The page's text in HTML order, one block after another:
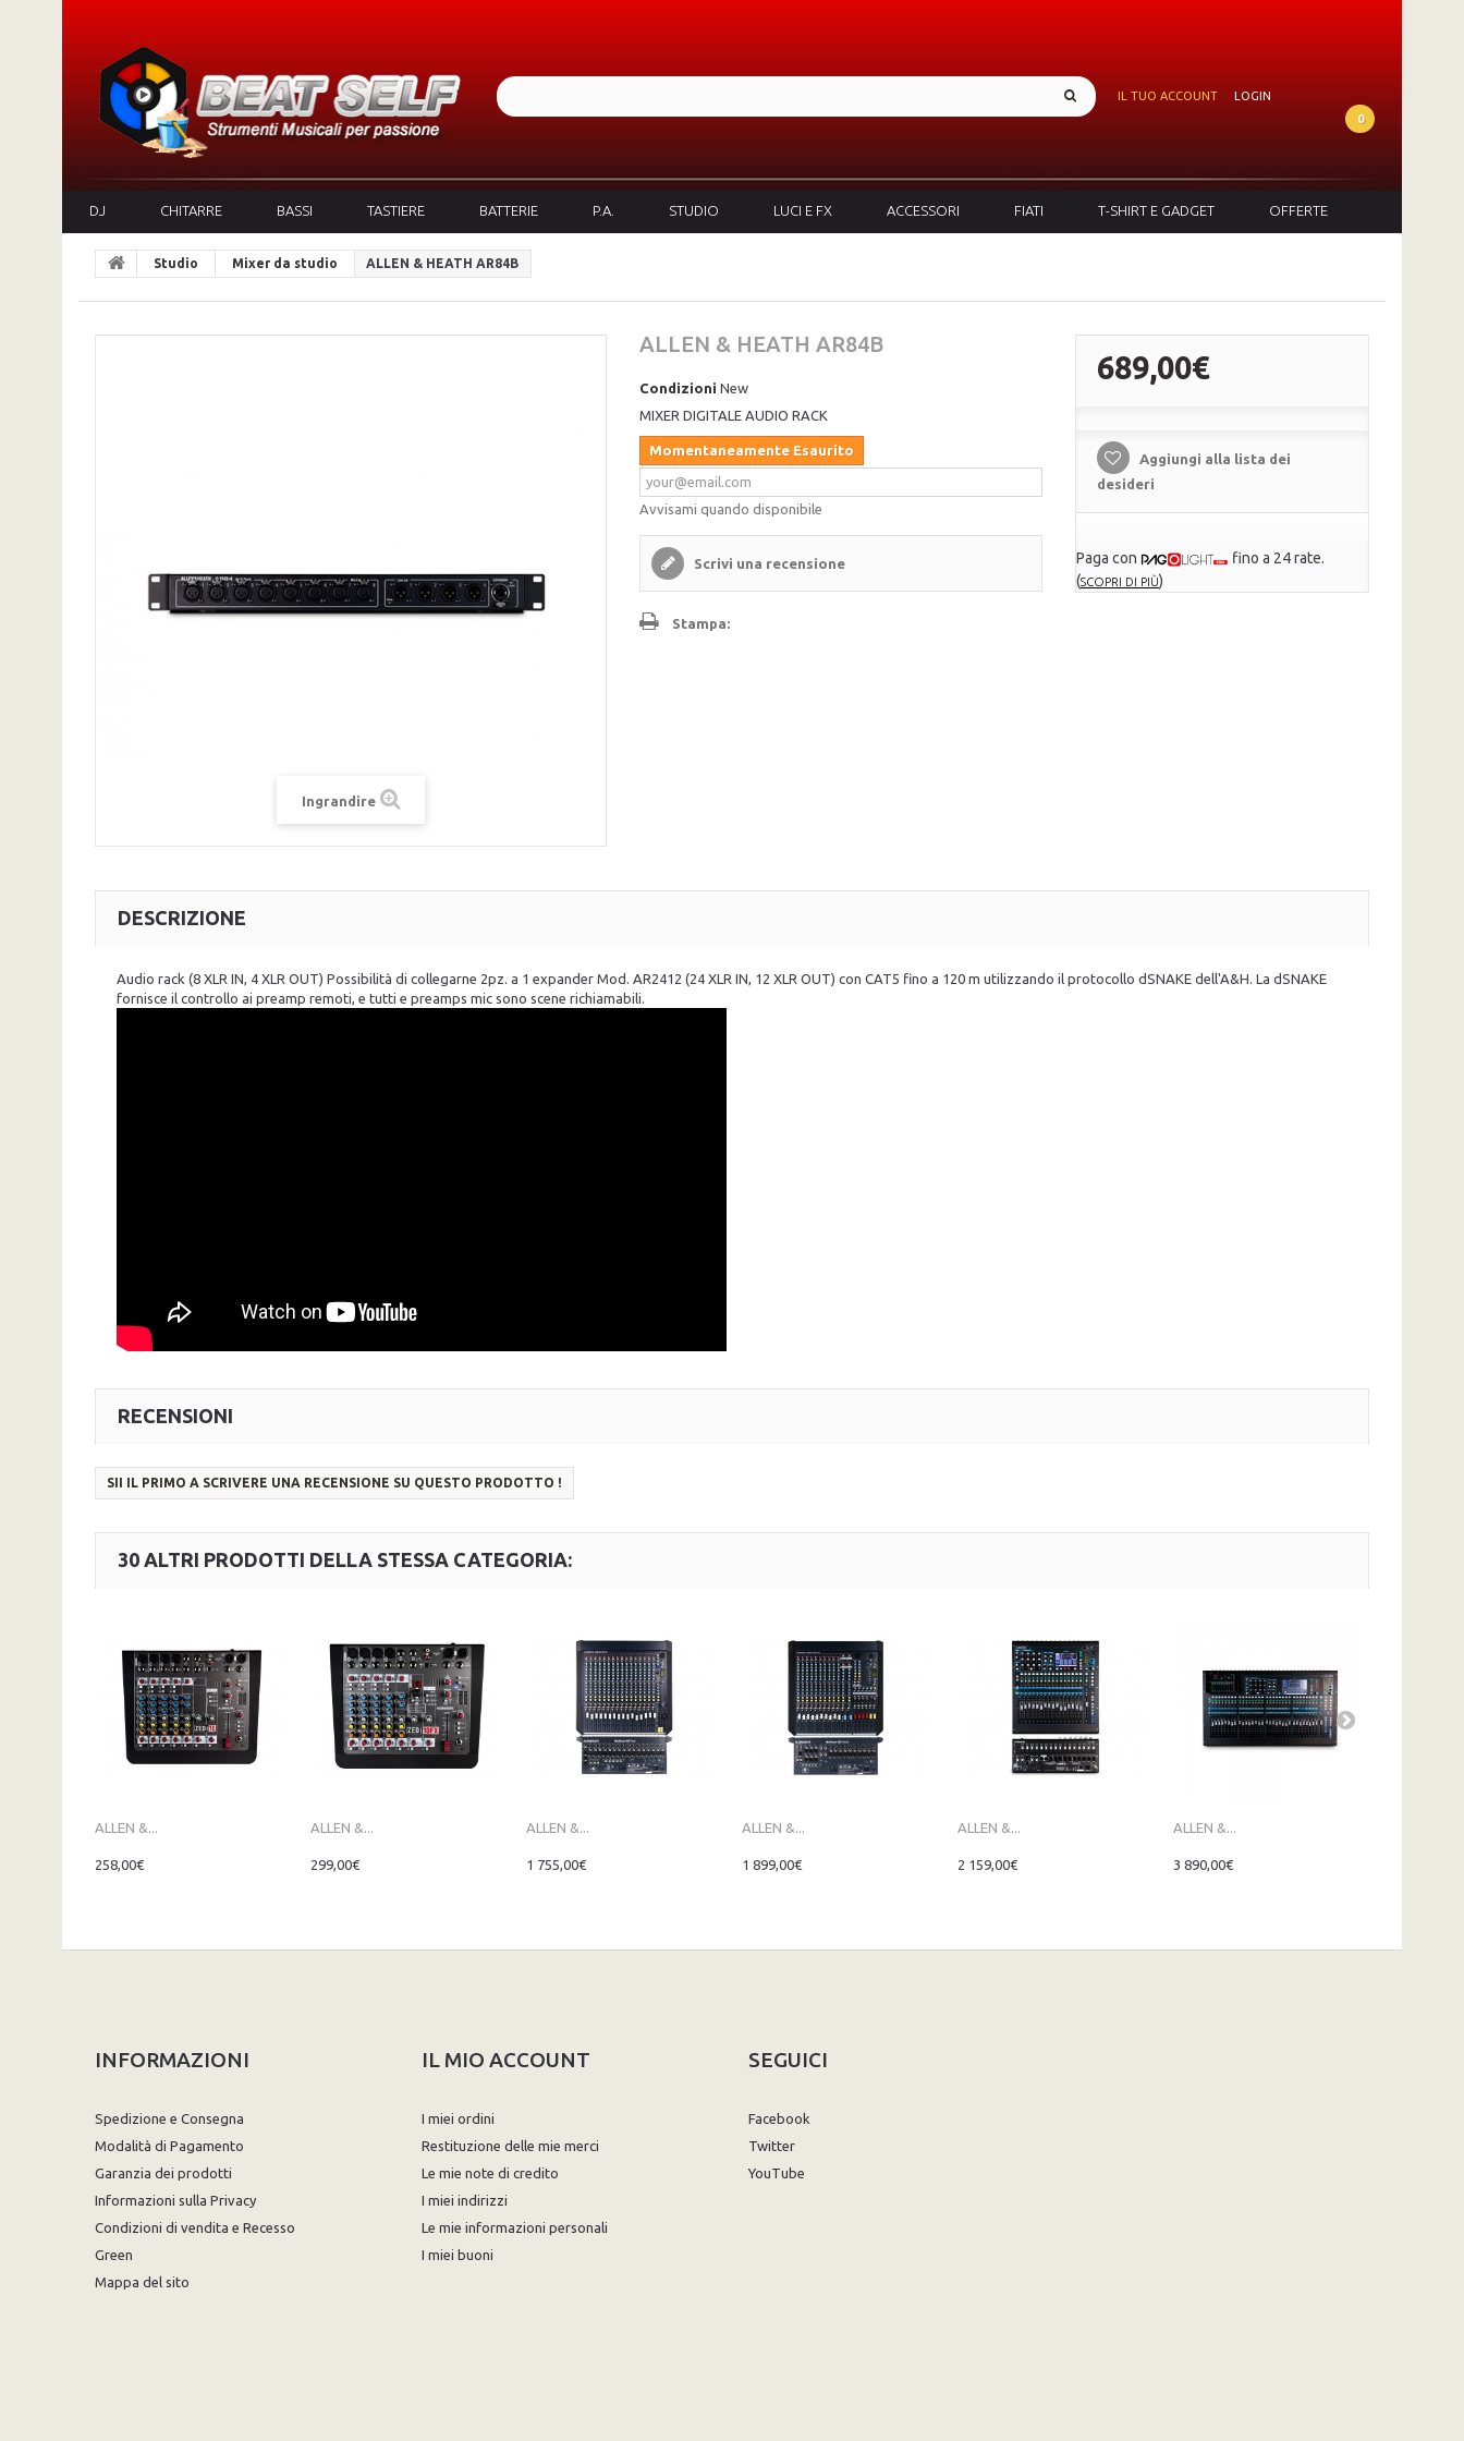
IL TUO ACCOUNT
LOGIN
0
DJ CHITARRE BASSI TASTIERE BATTERIE P.A. STUDIO LUCI E FX ACCESSORI FIATI T-SHIRT E GADGET OFFERTE
Studio Mixer da studio ALLEN & HEATH AR84B
Ingrandire
ALLEN & HEATH AR84B
Condizioni New
MIXER DIGITALE AUDIO RACK
Momentaneamente Esaurito
Avvisami quando disponibile
Scrivi una recensione
Stampa:
689,00€
Aggiungi alla lista dei
desideri
Paga con
fino a 24 rate.
(SCOPRI DI PIÙ)
DESCRIZIONE
Audio rack (8 XLR IN, 4 XLR OUT) Possibilità di collegarne 2pz. a 1 expander Mod. AR2412 (24 XLR IN, 12 XLR OUT) con CAT5 fino a 120 m utilizzando il protocollo dSNAKE dell'A&H. La dSNAKE
fornisce il controllo ai preamp remoti, e tutti e preamps mic sono scene richiamabili.
RECENSIONI
SII IL PRIMO A SCRIVERE UNA RECENSIONE SU QUESTO PRODOTTO !
30 ALTRI PRODOTTI DELLA STESSA CATEGORIA:
ALLEN &...
258,00€
ALLEN &...
299,00€
ALLEN &...
1 755,00€
ALLEN &...
1 899,00€
ALLEN &...
2 159,00€
ALLEN &...
3 890,00€
INFORMAZIONI
Spedizione e Consegna
Modalità di Pagamento
Garanzia dei prodotti
Informazioni sulla Privacy
Condizioni di vendita e Recesso
Green
Mappa del sito
IL MIO ACCOUNT
I miei ordini
Restituzione delle mie merci
Le mie note di credito
I miei indirizzi
Le mie informazioni personali
I miei buoni
SEGUICI
Facebook
Twitter
YouTube